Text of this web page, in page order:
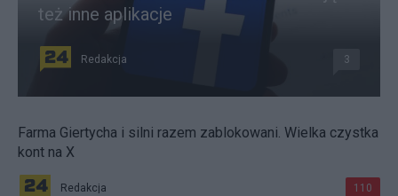
też inne aplikacje
Redakcja 3
Farma Giertycha i silni razem zablokowani. Wielka czystka
kont na X
Redakcja 110